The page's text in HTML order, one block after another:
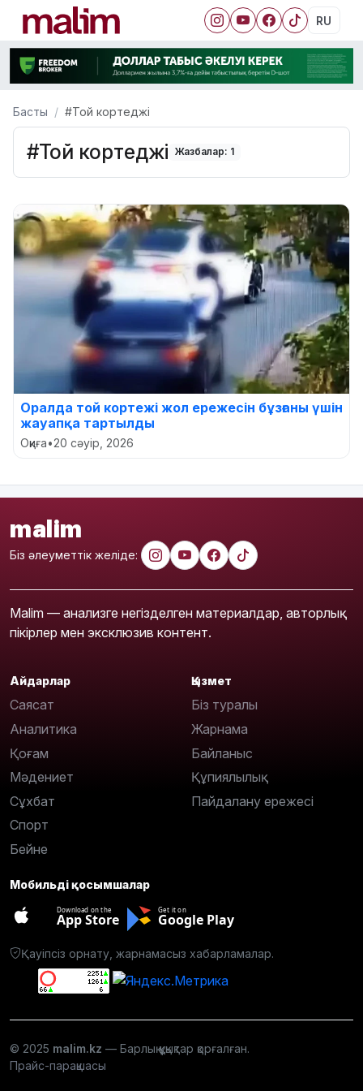
RU
Басты #Той кортеджі
#Той кортеджі Жазбалар: 1
Оралда той кортежі жол ережесін бұзғаны үшін
жауапқа тартылды
Оқиға•20 сәуір, 2026
malim
Біз әлеуметтік желіде:
Malim — анализге негізделген материалдар, авторлық
пікірлер мен эксклюзив контент.
Айдарлар
Саясат
Аналитика
Қоғам
Мәдениет
Сұхбат
Спорт
Бейне
Қызмет
Біз туралы
Жарнама
Байланыс
Құпиялылық
Пайдалану ережесі
Мобильді қосымшалар
Download on the
App Store
Get it on
Google Play
Қауіпсіз орнату, жарнамасыз хабарламалар.
© 2025 malim.kz — Барлық құқықтар қорғалған.
Прайс-парақшасы